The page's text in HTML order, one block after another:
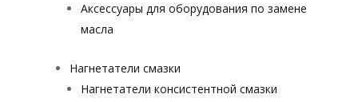
Аксессуары для оборудования по замене
масла
Нагнетатели смазки
Нагнетатели консистентной смазки